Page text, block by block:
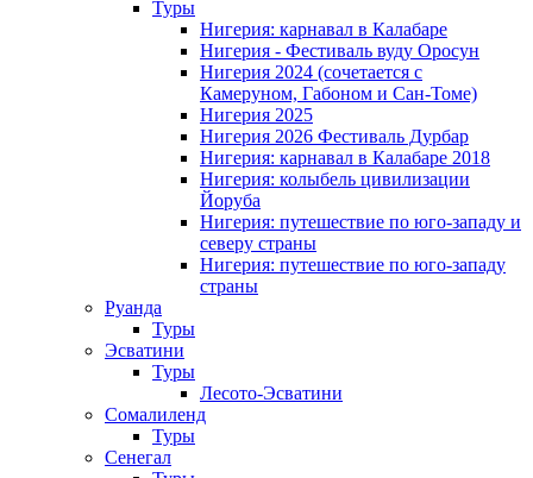
Туры
Нигерия: карнавал в Калабаре
Нигерия - Фестиваль вуду Оросун
Нигерия 2024 (сочетается с
Камеруном, Габоном и Сан-Томе)
Нигерия 2025
Нигерия 2026 Фестиваль Дурбар
Нигерия: карнавал в Калабаре 2018
Нигерия: колыбель цивилизации
Йоруба
Нигерия: путешествие по юго-западу и
северу страны
Нигерия: путешествие по юго-западу
страны
Руанда
Туры
Эсватини
Туры
Лесото-Эсватини
Сомалиленд
Туры
Сенегал